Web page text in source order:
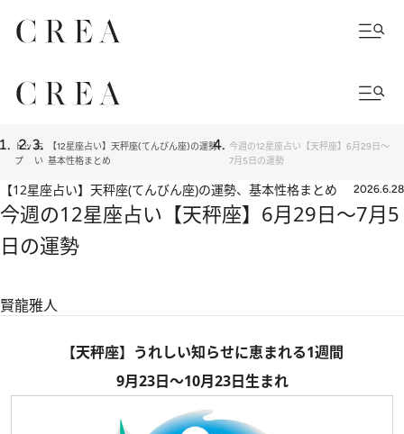
トッ
プ
占
い
【12星座占い】天秤座(てんびん座)の運勢、
基本性格まとめ
今週の12星座占い【天秤座】6月29日～
7月5日の運勢
【12星座占い】天秤座(てんびん座)の運勢、基本性格まとめ 2026.6.28
今週の12星座占い【天秤座】6月29日～7月5
日の運勢
賢龍雅人
【天秤座】うれしい知らせに恵まれる1週間
9月23日～10月23日生まれ